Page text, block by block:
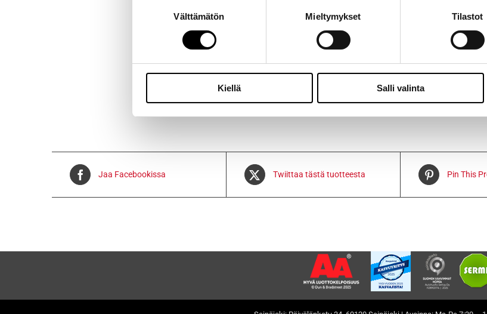
Välttämätön Mieltymykset Tilastot
Kiellä Salli valinta
Alkuperäinen öljynsuodatin autoon Toyota Carina TA12
Voidaan lähettää 1-3 päivän kuluessa.
Jaa Facebookissa Twiittaa tästä tuotteesta Pin This